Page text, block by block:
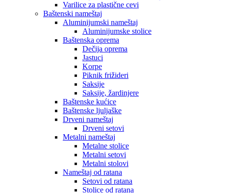
Varilice za plastične cevi
Baštenski nameštaj
Aluminijumski nameštaj
Aluminijumske stolice
Baštenska oprema
Dečija oprema
Jastuci
Korpe
Piknik frižideri
Saksije
Saksije, žardinjere
Baštenske kućice
Baštenske ljuljaške
Drveni nameštaj
Drveni setovi
Metalni nameštaj
Metalne stolice
Metalni setovi
Metalni stolovi
Nameštaj od ratana
Setovi od ratana
Stolice od ratana